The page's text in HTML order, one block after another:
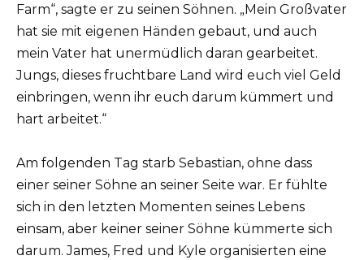
Farm“, sagte er zu seinen Söhnen. „Mein Großvater
hat sie mit eigenen Händen gebaut, und auch
mein Vater hat unermüdlich daran gearbeitet.
Jungs, dieses fruchtbare Land wird euch viel Geld
einbringen, wenn ihr euch darum kümmert und
hart arbeitet.“
Am folgenden Tag starb Sebastian, ohne dass
einer seiner Söhne an seiner Seite war. Er fühlte
sich in den letzten Momenten seines Lebens
einsam, aber keiner seiner Söhne kümmerte sich
darum. James, Fred und Kyle organisierten eine